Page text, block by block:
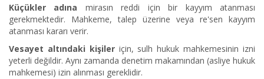
Küçükler adına mirasın reddi için bir kayyım atanması
gerekmektedir. Mahkeme, talep üzerine veya re'sen kayyım
atanması kararı verir.
Vesayet altındaki kişileriçin, sulh hukuk mahkemesinin izni
yeterli değildir. Aynı zamanda denetim makamından (asliye hukuk
mahkemesi) izin alınması gereklidir.